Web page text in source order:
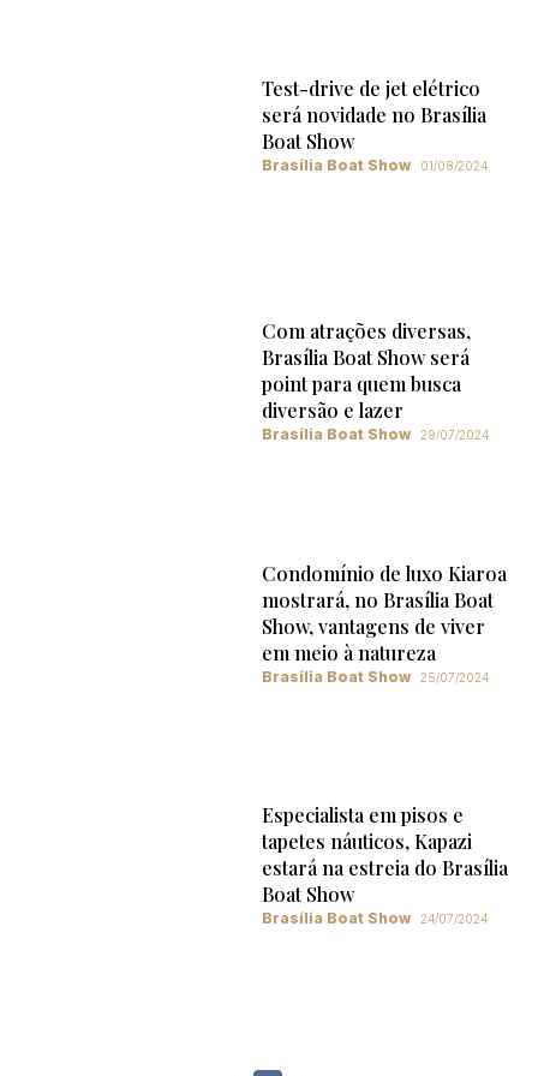
Test-drive de jet elétrico
será novidade no Brasília
Boat Show
Brasília Boat Show 01/08/2024
Com atrações diversas,
Brasília Boat Show será
point para quem busca
diversão e lazer
Brasília Boat Show 29/07/2024
Condomínio de luxo Kiaroa
mostrará, no Brasília Boat
Show, vantagens de viver
em meio à natureza
Brasília Boat Show 25/07/2024
Especialista em pisos e
tapetes náuticos, Kapazi
estará na estreia do Brasília
Boat Show
Brasília Boat Show 24/07/2024